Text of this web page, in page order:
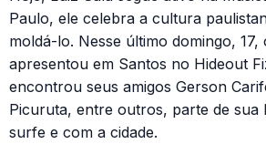
Paulo, ele celebra a cultura
moldá-lo. Nesse último domingo, 17,
apresentou em Santos no Hideout
encontrou seus amigos Gerson
Picuruta, entre outros, parte de sua
surfe e com a cidade.